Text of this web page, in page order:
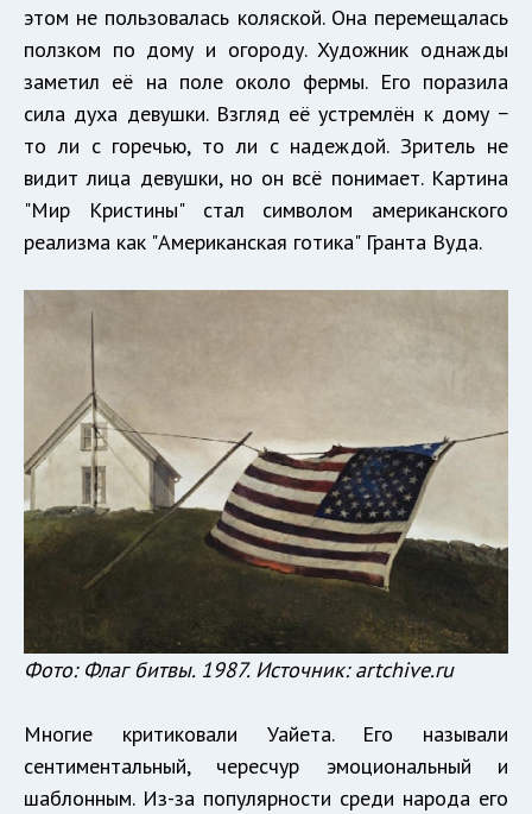
этом не пользовалась коляской. Она перемещалась
ползком по дому и огороду. Художник однажды
заметил её на поле около фермы. Его поразила
сила духа девушки. Взгляд её устремлён к дому −
то ли с горечью, то ли с надеждой. Зритель не
видит лица девушки, но он всё понимает. Картина
"Мир Кристины" стал символом американского
реализма как "Американская готика" Гранта Вуда.
Фото: Флаг битвы. 1987. Источник: artchive.ru
Многие критиковали Уайета. Его называли
сентиментальный, чересчур эмоциональный и
шаблонным. Из-за популярности среди народа его